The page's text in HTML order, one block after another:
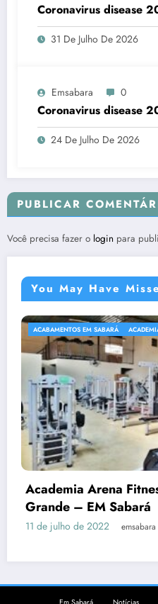
Coronavirus disease
31 De Julho De 2026
Emsabara 0
Coronavirus disease
24 De Julho De 2026
PUBLICAR
Você precisa fazer o login para
You May Have
ACABAMENTOS EM SABARÁ ACADEMIAS
Academia Arena
Grande – EM Sabará
11 de julho de 2022 emsabara